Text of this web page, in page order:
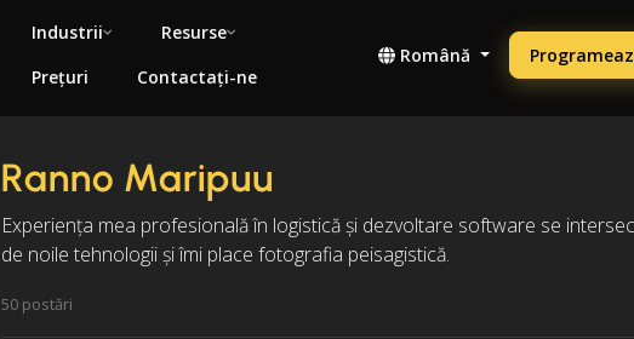
Industrii
Resurse
Prețuri
Contactați-ne
Română
Ranno Maripuu
Experiența mea profesională în logistică și dezvoltare software se
de noile tehnologii și îmi place fotografia peisagistică.
50 postări